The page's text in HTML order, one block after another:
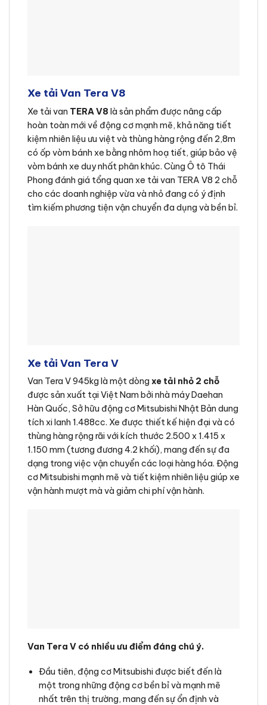
Xe tải Van Tera V8
Xe tải van TERA V8 là sản phẩm được nâng cấp
hoàn toàn mới về động cơ mạnh mẽ, khả năng tiết
kiệm nhiên liệu ưu việt và thùng hàng rộng đến 2,8m
có ốp vòm bánh xe bằng nhôm hoạ tiết, giúp bảo vệ
vòm bánh xe duy nhất phân khúc. Cùng Ô tô Thái
Phong đánh giá tổng quan xe tải van TERA V8 2 chỗ
cho các doanh nghiệp vừa và nhỏ đang có ý định
tìm kiếm phương tiện vận chuyển đa dụng và bền bỉ.
Xe tải Van Tera V
Van Tera V 945kg là một dòng xe tải nhỏ 2 chỗ
được sản xuất tại Việt Nam bởi nhà máy Daehan
Hàn Quốc, Sở hữu động cơ Mitsubishi Nhật Bản dung
tích xi lanh 1.488cc. Xe được thiết kế hiện đại và có
thùng hàng rộng rãi với kích thước 2.500 x 1.415 x
1.150 mm (tương đương 4.2 khối), mang đến sự đa
dạng trong việc vận chuyển các loại hàng hóa. Động
cơ Mitsubishi mạnh mẽ và tiết kiệm nhiên liệu giúp xe
vận hành mượt mà và giảm chi phí vận hành.
Van Tera V có nhiều ưu điểm đáng chú ý.
Đầu tiên, động cơ Mitsubishi được biết đến là
một trong những động cơ bền bỉ và mạnh mẽ
nhất trên thị trường, mang đến sự ổn định và